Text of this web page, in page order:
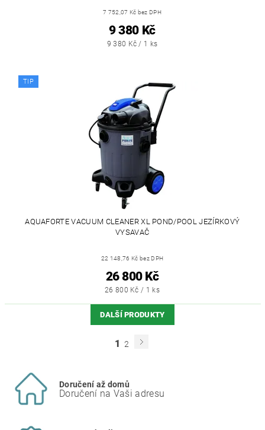
7 752,07 Kč bez DPH
9 380 Kč
9 380 Kč / 1 ks
TIP
AQUAFORTE VACUUM CLEANER XL POND/POOL JEZÍRKOVÝ
VYSAVAČ
22 148,76 Kč bez DPH
26 800 Kč
26 800 Kč / 1 ks
DALŠÍ PRODUKTY
1 2
Doručení až domů
Doručení na Vaši adresu